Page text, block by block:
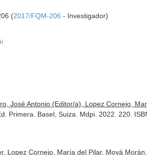
(2017/FQM-206 - Investigador)
José Antonio (Editor/a), Lopez Cornejo,
Primera. Basel, Suiza. Mdpi. 2022. 220.
Lopez Cornejo, María del Pilar, Moyá